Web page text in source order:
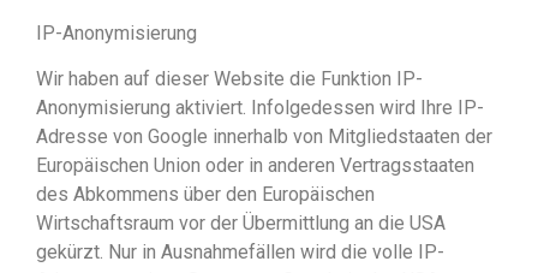
IP-Anonymisierung
Wir haben auf dieser Website die Funktion IP-
Anonymisierung aktiviert. Infolgedessen wird Ihre IP-
Adresse von Google innerhalb von Mitgliedstaaten der
Europäischen Union oder in anderen Vertragsstaaten
des Abkommens über den Europäischen
Wirtschaftsraum vor der Übermittlung an die USA
gekürzt. Nur in Ausnahmefällen wird die volle IP-